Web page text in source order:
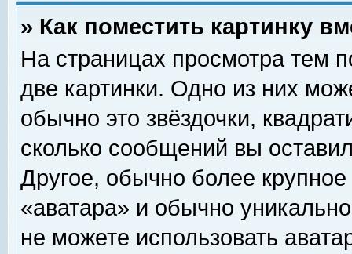
» Как поместить картинку
На страницах просмотра тем
две картинки. Одно из них
обычно это звёздочки,
сколько сообщений вы
Другое, обычно более
«аватара» и обычно
не можете использовать